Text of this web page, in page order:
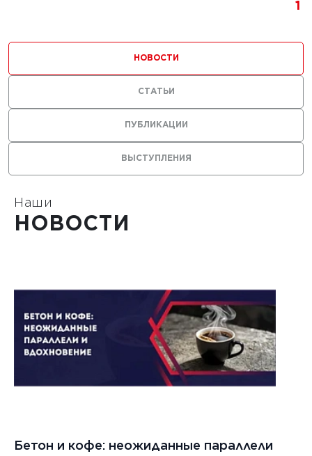
1
1
ВЫСТУПЛЕНИЯ
ПУБЛИКАЦИИ
НОВОСТИ
СТАТЬИ
Наши
НОВОСТИ
Бетон и кофе: неожиданные параллели